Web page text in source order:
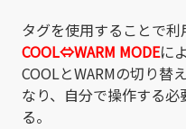
タグを使用することで
COOL⇔WARM MODEに
COOLとWARMの切り替
なり、自分で操作する
る。